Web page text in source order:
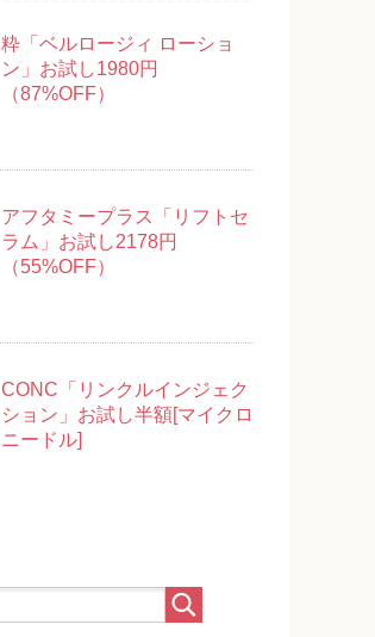
粋「ベルロージィ ローショ
ン」お試し1980円
（87%OFF）
アフタミープラス「リフトセ
ラム」お試し2178円
（55%OFF）
CONC「リンクルインジェク
ション」お試し半額[マイクロ
ニードル]